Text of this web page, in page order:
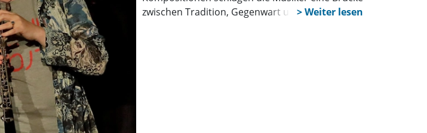
zwischen Tradition, Gegenwart und Zukunft.